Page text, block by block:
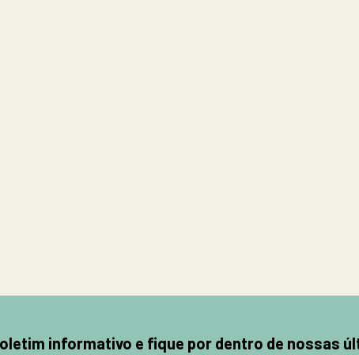
informativo e fique por dentro de nossas